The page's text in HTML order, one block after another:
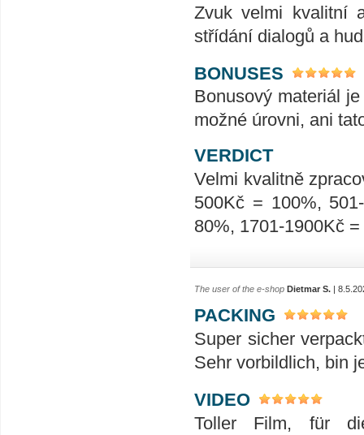
Zvuk velmi kvalitní
střídání dialogů a
BONUSES
Bonusový materiál
možné úrovni, ani
VERDICT
Velmi kvalitně
500Kč = 100%,
80%, 1701-1900Kč
The user of the e-shop Dietmar S. |
PACKING
Super sicher
Sehr vorbildlich, bin
VIDEO
Toller Film, für